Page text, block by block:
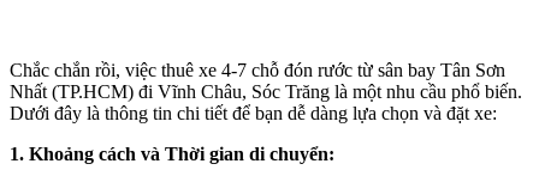
Chắc chắn rồi, việc thuê xe 4-7 chỗ đón rước từ sân bay Tân Sơn
Nhất (TP.HCM) đi Vĩnh Châu, Sóc Trăng là một nhu cầu phổ biến.
Dưới đây là thông tin chi tiết để bạn dễ dàng lựa chọn và đặt xe:
1. Khoảng cách và Thời gian di chuyển: